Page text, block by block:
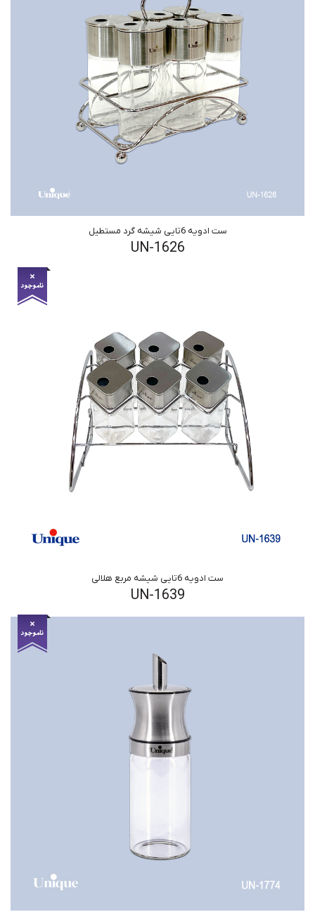
ست ادویه 6تایی شیشه گرد مستطیل
UN-1626
ست ادویه 6تایی شیشه مربع هلالی
UN-1639